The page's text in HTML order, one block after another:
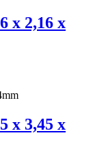
x 2,16 x
x 3,45 x